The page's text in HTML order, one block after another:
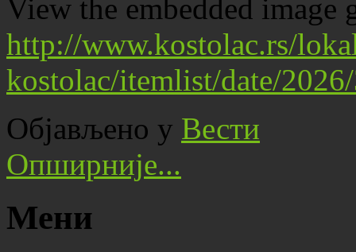
View the embedded image
http://www.kostolac.rs/
kostolac/itemlist/date/
Објављено у Вести
Опширније...
Мени